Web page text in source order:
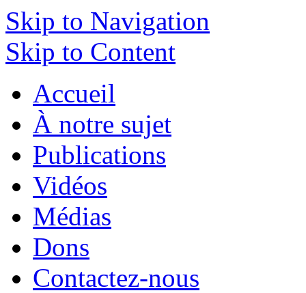
Skip to Navigation
Skip to Content
Accueil
À notre sujet
Publications
Vidéos
Médias
Dons
Contactez-nous